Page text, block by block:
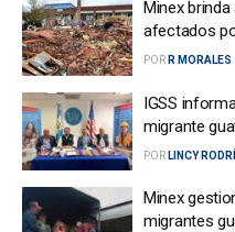
Minex
afectados
POR R MORALES
IGSS
migrante
POR LINCY
Minex
migrantes